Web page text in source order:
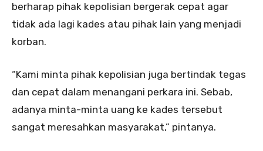
berharap pihak kepolisian bergerak cepat agar
tidak ada lagi kades atau pihak lain yang menjadi
korban.
“Kami minta pihak kepolisian juga bertindak tegas
dan cepat dalam menangani perkara ini. Sebab,
adanya minta-minta uang ke kades tersebut
sangat meresahkan masyarakat,” pintanya.